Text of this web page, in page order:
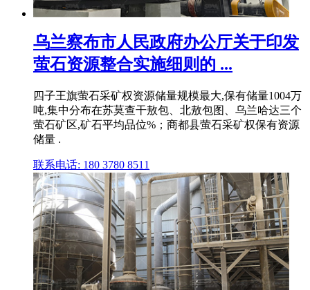
乌兰察布市人民政府办公厅关于印发
萤石资源整合实施细则的 ...
四子王旗萤石采矿权资源储量规模最大,保有储量1004万
吨,集中分布在苏莫查干敖包、北敖包图、乌兰哈达三个
萤石矿区,矿石平均品位%；商都县萤石采矿权保有资源
储量 .
联系电话: 180 3780 8511